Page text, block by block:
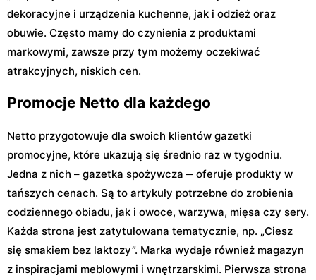
dekoracyjne i urządzenia kuchenne, jak i odzież oraz
obuwie. Często mamy do czynienia z produktami
markowymi, zawsze przy tym możemy oczekiwać
atrakcyjnych, niskich cen.
Promocje Netto dla każdego
Netto przygotowuje dla swoich klientów gazetki
promocyjne, które ukazują się średnio raz w tygodniu.
Jedna z nich – gazetka spożywcza ‒ oferuje produkty w
tańszych cenach. Są to artykuły potrzebne do zrobienia
codziennego obiadu, jak i owoce, warzywa, mięsa czy sery.
Każda strona jest zatytułowana tematycznie, np. „Ciesz
się smakiem bez laktozy”. Marka wydaje również magazyn
z inspiracjami meblowymi i wnętrzarskimi. Pierwsza strona